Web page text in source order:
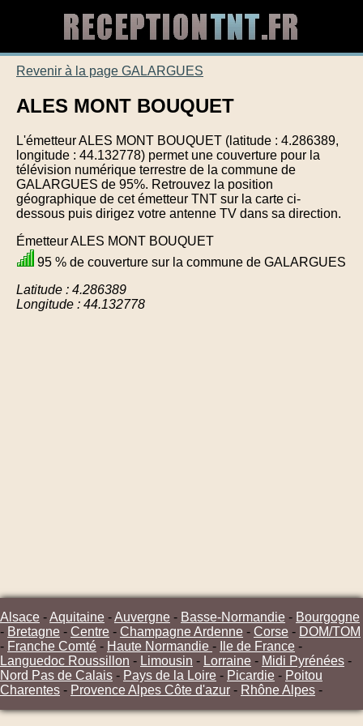
Revenir à la page GALARGUES
ALES MONT BOUQUET
L'émetteur ALES MONT BOUQUET (latitude : 4.286389,
longitude : 44.132778) permet une couverture pour la
télévision numérique terrestre de la commune de
GALARGUES de 95%. Retrouvez la position
géographique de cet émetteur TNT sur la carte ci-
dessous puis dirigez votre antenne TV dans sa direction.
Émetteur ALES MONT BOUQUET
95 % de couverture sur la commune de GALARGUES
Latitude : 4.286389
Longitude : 44.132778
Alsace -Aquitaine -Auvergne - Basse-Normandie - Bourgogne
- Bretagne - Centre - Champagne Ardenne - Corse - DOM/TOM
- Franche Comté - Haute Normandie - Ile de France -
Languedoc Roussillon - Limousin - Lorraine - Midi Pyrénées -
Nord Pas de Calais - Pays de la Loire - Picardie - Poitou
Charentes - Provence Alpes Côte d'azur - Rhône Alpes -